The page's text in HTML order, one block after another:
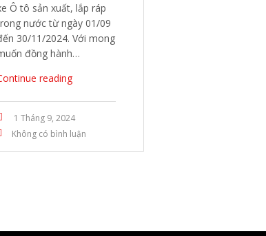
Ô tô sản xuất, lắp ráp
nước từ ngày 01/09
30/11/2024. Với mong
đồng hành…
reading
1 Tháng 9, 2024
Không có bình luận